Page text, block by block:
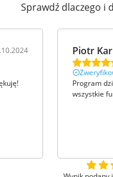
Sprawdź dlaczego i
Piotr
Program
wszystkie